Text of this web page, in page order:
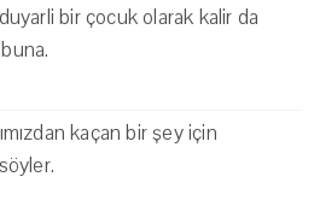
bir çocuk olarak kalir da
kaçan bir şey için